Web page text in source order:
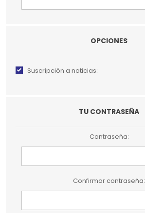
OPCIONES
Suscripción a noticias:
TU CONTRASEÑA
Contraseña:
Confirmar contraseña: